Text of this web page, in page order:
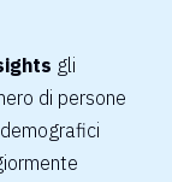
gli
di persone